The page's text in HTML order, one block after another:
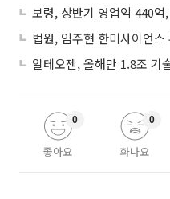
법원, 임주현 한미사이언
좋아요
0
화나요
0